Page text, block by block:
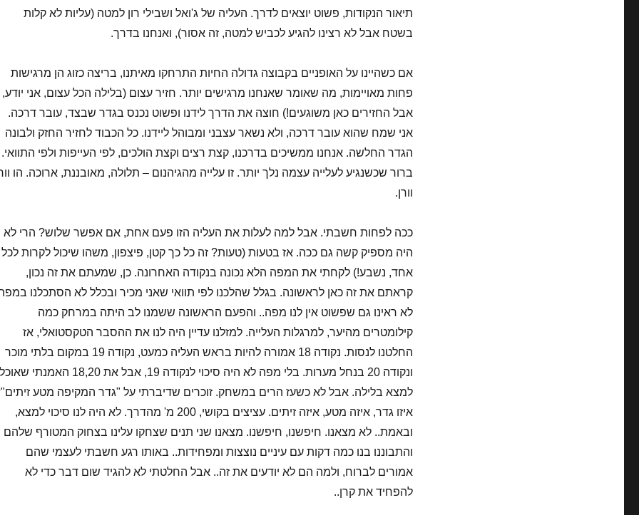
תיאור הנקודות, פשוט יוצאים לדרך. העליה של ג'ואל ושבילי רון למטה (עליות לא קלות
בשטח אבל לא רצינו להגיע לכביש למטה, זה אסור), ואנחנו בדרך.
אם כשהיינו על האופניים בקבוצה גדולה החיות התרחקו מאיתנו, בריצה כזוג הן מרגישות
פחות מאויימות, מה שאומר שאנחנו מרגישים יותר. חזיר עצום (בלילה הכל עצום, אני יודע,
אבל החזירים כאן משוגעים!) חוצה את הדרך לידנו ופשוט נכנס בגדר שבצד, עובר דרכה.
אני שמח שהוא עובר דרכה, ולא נשאר עצבני ומבוהל ליידנו. כל הכבוד לחזיר החזק ולבונה
הגדר החלשה. אנחנו ממשיכים בדרכנו, קצת רצים וקצת הולכים, לפי העייפות ולפי התוואי.
ברור שכשנגיע לעלייה עצמה נלך יותר. זו עלייה מהגיהנום – תלולה, מאובננת, ארוכה. הו
וורן.
ככה לפחות חשבתי. אבל למה לעלות את העליה הזו פעם אחת, אם אפשר שלוש? הרי לא
היה מספיק קשה גם ככה. אז בטעות (טעות? זה כל כך קטן, פיצפון, משהו שיכול לקרות לכל
אחד, נשבע!) לקחתי את המפה הלא נכונה בנקודה האחרונה. כן, שמעתם את זה נכון,
קראתם את זה כאן לראשונה. בגלל שהלכנו לפי תוואי שאני מכיר ובכלל לא הסתכלנו
לא ראינו גם שפשוט אין לנו מפה.. והפעם הראשונה ששמנו לב היתה במרחק כמה
קילומטרים מהיער, למרגלות העלייה. למזלנו עדיין היה לנו את ההסבר הטקסטואלי, אז
החלטנו לנסות. נקודה 18 אמורה להיות בראש העליה כמעט, נקודה 19 במקום בלתי מוכר
ונקודה 20 בנחל מערות. בלי מפה לא היה סיכוי לנקודה 19, אבל את 18,20 האמנתי שאוכל
למצא בלילה. אבל לא כשעז הרים במשחק. זוכרים שדיברתי על "גדר המקיפה מטע
איזו גדר, איזה מטע, איזה זיתים. עציצים בקושי, 200 מ' מהדרך. לא היה לנו סיכוי למצא,
ובאמת.. לא מצאנו. חיפשנו, חיפשנו. מצאנו שני תנים שצחקו עלינו בצחוק המטורף שלהם
והתבוננו בנו כמה דקות עם עיניים נוצצות ומפחידות.. באותו רגע חשבתי לעצמי שהם
אמורים לברוח, ולמה הם לא יודעים את זה.. אבל החלטתי לא להגיד שום דבר כדי לא
להפחיד את קרן..